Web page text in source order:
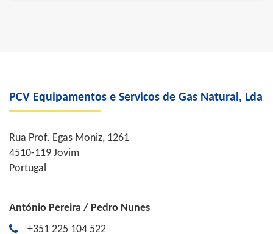
PCV Equipamentos e Servicos de Gas Natural, Lda
Rua Prof. Egas Moniz, 1261
4510-119 Jovim
Portugal
António Pereira / Pedro Nunes
+351 225 104 522